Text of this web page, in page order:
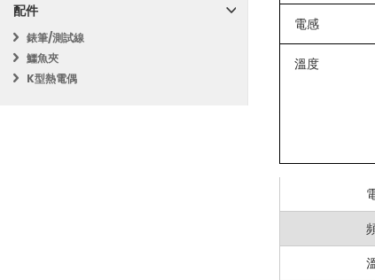
電容：
電感：
溫度：
強化安全性
使用者友
耐用性：
電感
溫度
配件
錶筆/測試線
鱷魚夾
K型熱電偶